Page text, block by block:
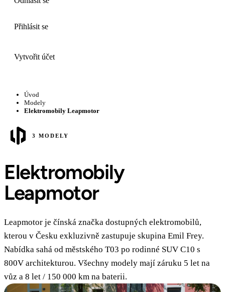
Přihlásit se
Vytvořit účet
Úvod
Modely
Elektromobily Leapmotor
3 MODELY
Elektromobily
Leapmotor
Leapmotor je čínská značka dostupných elektromobilů,
kterou v Česku exkluzivně zastupuje skupina Emil Frey.
Nabídka sahá od městského T03 po rodinné SUV C10 s
800V architekturou. Všechny modely mají záruku 5 let na
vůz a 8 let / 150 000 km na baterii.